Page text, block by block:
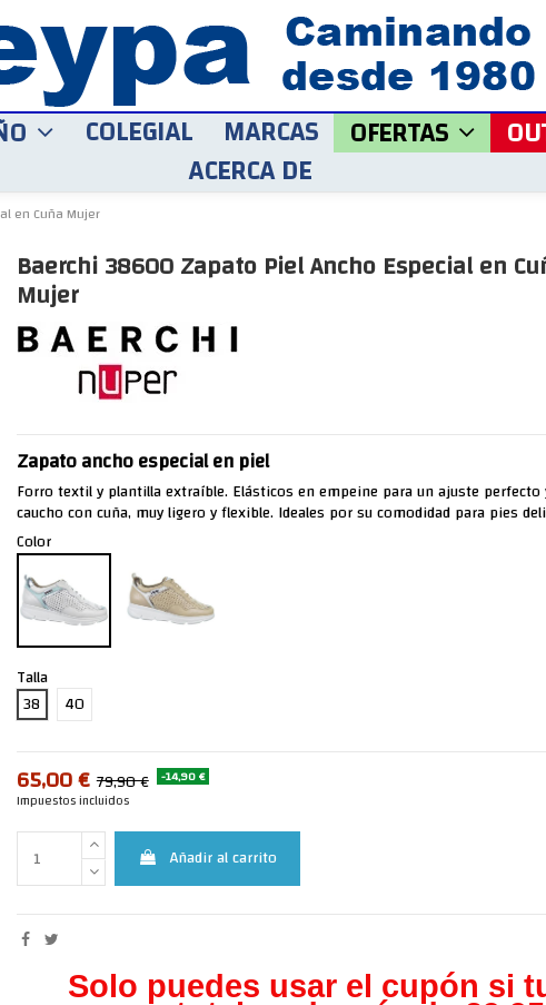
COLEGIAL MARCAS OFERTAS
ACERCA DE
en Cuña Mujer
Baerchi 38600 Zapato Piel Ancho Especial en
Mujer
Zapato ancho especial en piel
Forro textil y plantilla extraíble. Elásticos en empeine para un ajuste
caucho con cuña, muy ligero y flexible. Ideales por su comodidad para pies
Color
Talla
38
40
65,00 € 79,90 € -14,90 €
Impuestos incluidos
Añadir al carrito
Solo puedes usar el cupón si